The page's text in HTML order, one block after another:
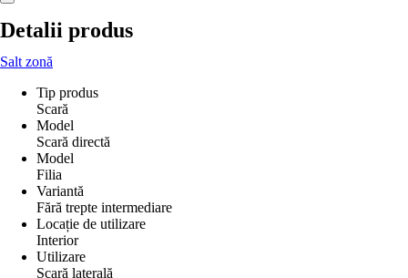
Detalii produs
Salt zonă
Tip produs
Scară
Model
Scară directă
Model
Filia
Variantă
Fără trepte intermediare
Locație de utilizare
Interior
Utilizare
Scară laterală